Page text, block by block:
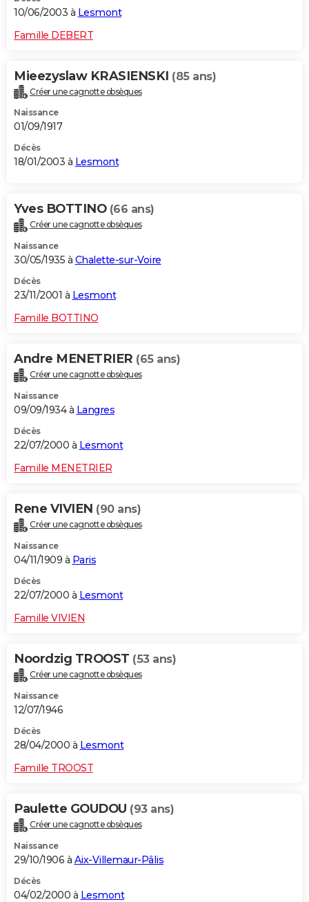
10/06/2003 à Lesmont
Famille DEBERT
Mieezyslaw KRASIENSKI (85 ans)
Créer une cagnotte obsèques
Naissance
01/09/1917
Décès
18/01/2003 à Lesmont
Yves BOTTINO (66 ans)
Créer une cagnotte obsèques
Naissance
30/05/1935 à Chalette-sur-Voire
Décès
23/11/2001 à Lesmont
Famille BOTTINO
Andre MENETRIER (65 ans)
Créer une cagnotte obsèques
Naissance
09/09/1934 à Langres
Décès
22/07/2000 à Lesmont
Famille MENETRIER
Rene VIVIEN (90 ans)
Créer une cagnotte obsèques
Naissance
04/11/1909 à Paris
Décès
22/07/2000 à Lesmont
Famille VIVIEN
Noordzig TROOST (53 ans)
Créer une cagnotte obsèques
Naissance
12/07/1946
Décès
28/04/2000 à Lesmont
Famille TROOST
Paulette GOUDOU (93 ans)
Créer une cagnotte obsèques
Naissance
29/10/1906 à Aix-Villemaur-Pâlis
Décès
04/02/2000 à Lesmont